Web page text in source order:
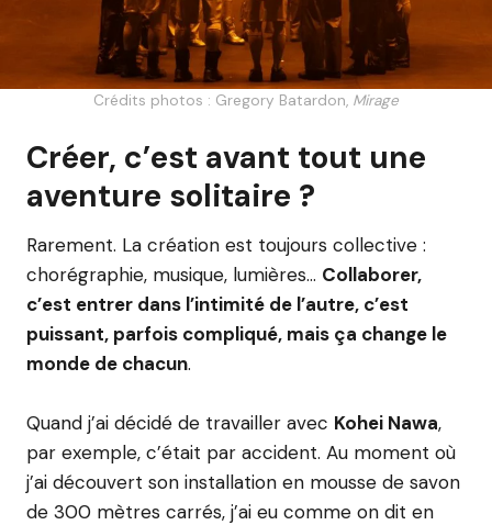
Crédits photos : Gregory Batardon, Mirage
Créer, c’est avant tout une
aventure solitaire ?
Rarement. La création est toujours collective :
chorégraphie, musique, lumières… Collaborer,
c’est entrer dans l’intimité de l’autre, c’est
puissant, parfois compliqué, mais ça change le
monde de chacun.
Quand j’ai décidé de travailler avec Kohei Nawa,
par exemple, c’était par accident. Au moment où
j’ai découvert son installation en mousse de savon
de 300 mètres carrés, j’ai eu comme on dit en